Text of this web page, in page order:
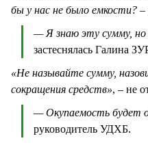
бы у нас не было емкости? –
— Я знаю эту сумму, но
застеснялась Галина
«Не называйте сумму,
сокращения средств», – не
— Окупаемость будет
руководитель УДХБ.